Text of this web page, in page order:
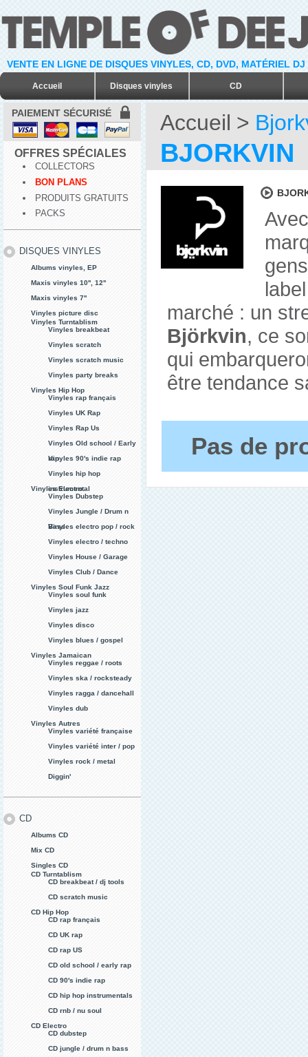
VENTE EN LIGNE DE DISQUES VINYLES, CD, DVD, MATÉRIEL
Accueil Disques vinyles CD
PAIEMENT SÉCURISÉ
OFFRES SPÉCIALES
COLLECTORS
BON PLANS
PRODUITS GRATUITS
PACKS
DISQUES VINYLES
Albums vinyles, EP
Maxis vinyles 10'', 12''
Maxis vinyles 7''
Vinyles picture disc
Vinyles Turntablism
Vinyles breakbeat
Vinyles scratch
Vinyles scratch music
Vinyles party breaks
Vinyles Hip Hop
Vinyles rap français
Vinyles UK Rap
Vinyles Rap Us
Vinyles Old school / Early
rap
Vinyles 90's indie rap
Vinyles hip hop
instrumental
Vinyles Electro
Vinyles Dubstep
Vinyles Jungle / Drum n
Bass
Vinyles electro pop / rock
Vinyles electro / techno
Vinyles House / Garage
Vinyles Club / Dance
Vinyles Soul Funk Jazz
Vinyles soul funk
Vinyles jazz
Vinyles disco
Vinyles blues / gospel
Vinyles Jamaican
Vinyles reggae / roots
Vinyles ska / rocksteady
Vinyles ragga / dancehall
Vinyles dub
Vinyles Autres
Vinyles variété française
Vinyles variété inter / pop
Vinyles rock / metal
Diggin'
CD
Albums CD
Mix CD
Singles CD
CD Turntablism
CD breakbeat / dj tools
CD scratch music
CD Hip Hop
CD rap français
CD UK rap
CD rap US
CD old school / early rap
CD 90's indie rap
CD hip hop instrumentals
CD rnb / nu soul
CD Electro
CD dubstep
CD jungle / drum n bass
Accueil >
BJORKVIN
marché : un
Björkvin, ce
qui
être tendance
Pas de